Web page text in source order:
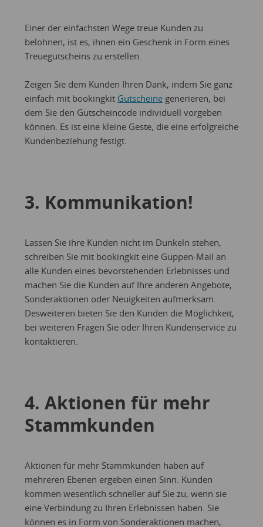
Einer der einfachsten Wege treue Kunden zu
belohnen, ist es, ihnen ein Geschenk in Form eines
Treuegutscheins zu erstellen.
Zeigen Sie dem Kunden Ihren Dank, indem Sie ganz
einfach mit bookingkit Gutscheinegenerieren, bei
dem Sie den Gutscheincode individuell vorgeben
können. Es ist eine kleine Geste, die eine erfolgreiche
Kundenbeziehung festigt.
3. Kommunikation!
Lassen Sie ihre Kunden nicht im Dunkeln stehen,
schreiben Sie mit bookingkit eine Guppen-Mail an
alle Kunden eines bevorstehenden Erlebnisses und
machen Sie die Kunden auf Ihre anderen Angebote,
Sonderaktionen oder Neuigkeiten aufmerksam.
Desweiteren bieten Sie den Kunden die Möglichkeit,
bei weiteren Fragen Sie oder Ihren Kundenservice zu
kontaktieren.
4. Aktionen für mehr
Stammkunden
Aktionen für mehr Stammkunden haben auf
mehreren Ebenen ergeben einen Sinn. Kunden
kommen wesentlich schneller auf Sie zu, wenn sie
eine Verbindung zu Ihren Erlebnissen haben. Sie
können es in Form von Sonderaktionen machen,